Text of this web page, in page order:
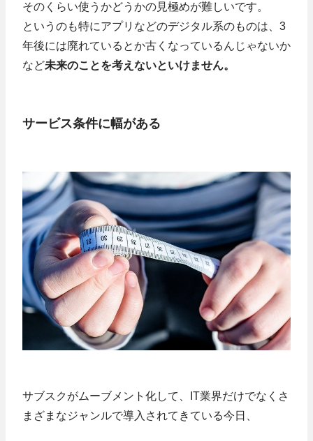
そのくらい使うかどうかの見極めが難しいです。
というのも特にアプリなどのデジタル系のものは、3
年後には廃れているとか古くなっているんじゃないか
など未来のことを考えないといけません。
サービス条件に幅がある
サブスクがムーブメント化して、IT業界だけでなくさ
まざまなジャンルで導入されてきている今日、